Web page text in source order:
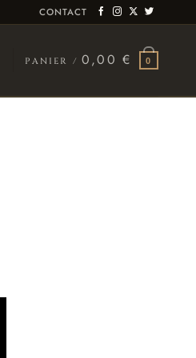
CONTACT
PANIER / 0,00 € 0